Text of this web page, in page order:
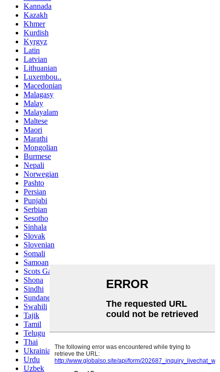
Kannada
Kazakh
Khmer
Kurdish
Kyrgyz
Latin
Latvian
Lithuanian
Luxembou..
Macedonian
Malagasy
Malay
Malayalam
Maltese
Maori
Marathi
Mongolian
Burmese
Nepali
Norwegian
Pashto
Persian
Punjabi
Serbian
Sesotho
Sinhala
Slovak
Slovenian
Somali
Samoan
Scots Gaelic
Shona
Sindhi
Sundanese
Swahili
Tajik
Tamil
Telugu
Thai
Ukrainian
Urdu
Uzbek